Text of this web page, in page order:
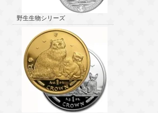
野生生物シリーズ